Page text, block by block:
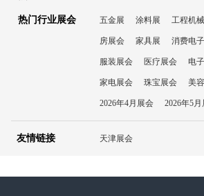
热门行业展会 五金展 涂料展 工程机
房展会 家具展 消费电
服装展会 医疗展会 电
家电展会 珠宝展会 美
2026年4月展会 2026年5
友情链接 天津展会